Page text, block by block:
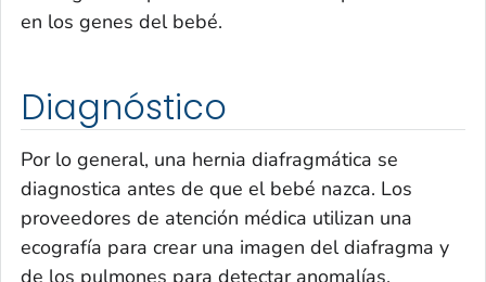
en los genes del bebé.
Diagnóstico
Por lo general, una hernia diafragmática se
diagnostica antes de que el bebé nazca. Los
proveedores de atención médica utilizan una
ecografía para crear una imagen del diafragma y
de los pulmones para detectar anomalías.